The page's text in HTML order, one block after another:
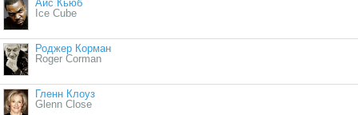
Айс Кьюб
Ice Cube
Роджер Корман
Roger Corman
Гленн Клоуз
Glenn Close